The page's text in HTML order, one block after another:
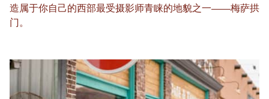
造属于你自己的西部最受摄影师青睐的地貌之一——梅萨拱
门。